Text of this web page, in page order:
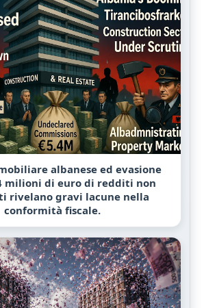
albanese ed evasione
milioni di euro di redditi non
rivelano gravi lacune nella
conformità fiscale.